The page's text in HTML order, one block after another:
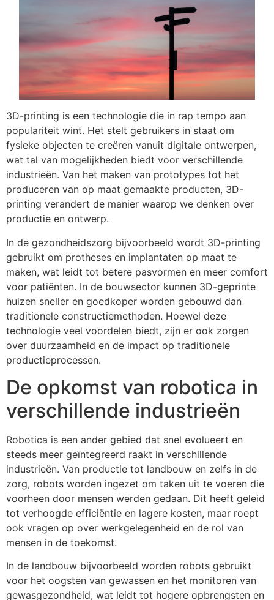
3D-printing is een technologie die in rap tempo aan
populariteit wint. Het stelt gebruikers in staat om
fysieke objecten te creëren vanuit digitale ontwerpen,
wat tal van mogelijkheden biedt voor verschillende
industrieën. Van het maken van prototypes tot het
produceren van op maat gemaakte producten, 3D-
printing verandert de manier waarop we denken over
productie en ontwerp.
In de gezondheidszorg bijvoorbeeld wordt 3D-printing
gebruikt om protheses en implantaten op maat te
maken, wat leidt tot betere pasvormen en meer comfort
voor patiënten. In de bouwsector kunnen 3D-geprinte
huizen sneller en goedkoper worden gebouwd dan
traditionele constructiemethoden. Hoewel deze
technologie veel voordelen biedt, zijn er ook zorgen
over duurzaamheid en de impact op traditionele
productieprocessen.
De opkomst van robotica in
verschillende industrieën
Robotica is een ander gebied dat snel evolueert en
steeds meer geïntegreerd raakt in verschillende
industrieën. Van productie tot landbouw en zelfs in de
zorg, robots worden ingezet om taken uit te voeren die
voorheen door mensen werden gedaan. Dit heeft geleid
tot verhoogde efficiëntie en lagere kosten, maar roept
ook vragen op over werkgelegenheid en de rol van
mensen in de toekomst.
In de landbouw bijvoorbeeld worden robots gebruikt
voor het oogsten van gewassen en het monitoren van
gewasgezondheid, wat leidt tot hogere opbrengsten en